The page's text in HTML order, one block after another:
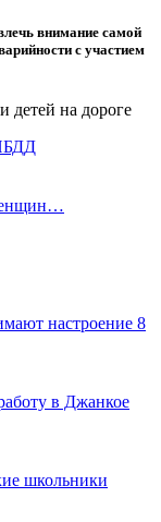
внимание самой
с участием
детей на дороге
настроение 8
в Джанкое
школьники